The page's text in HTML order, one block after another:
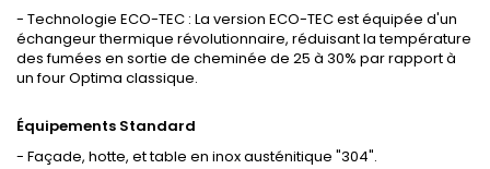
- Technologie ECO-TEC : La version ECO-TEC est équipée d'un
échangeur thermique révolutionnaire, réduisant la température
des fumées en sortie de cheminée de 25 à 30% par rapport à
un four Optima classique.
Équipements Standard
- Façade, hotte, et table en inox austénitique "304".